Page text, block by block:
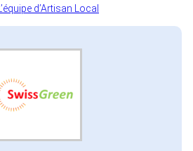
L’équipe d’Artisan Local